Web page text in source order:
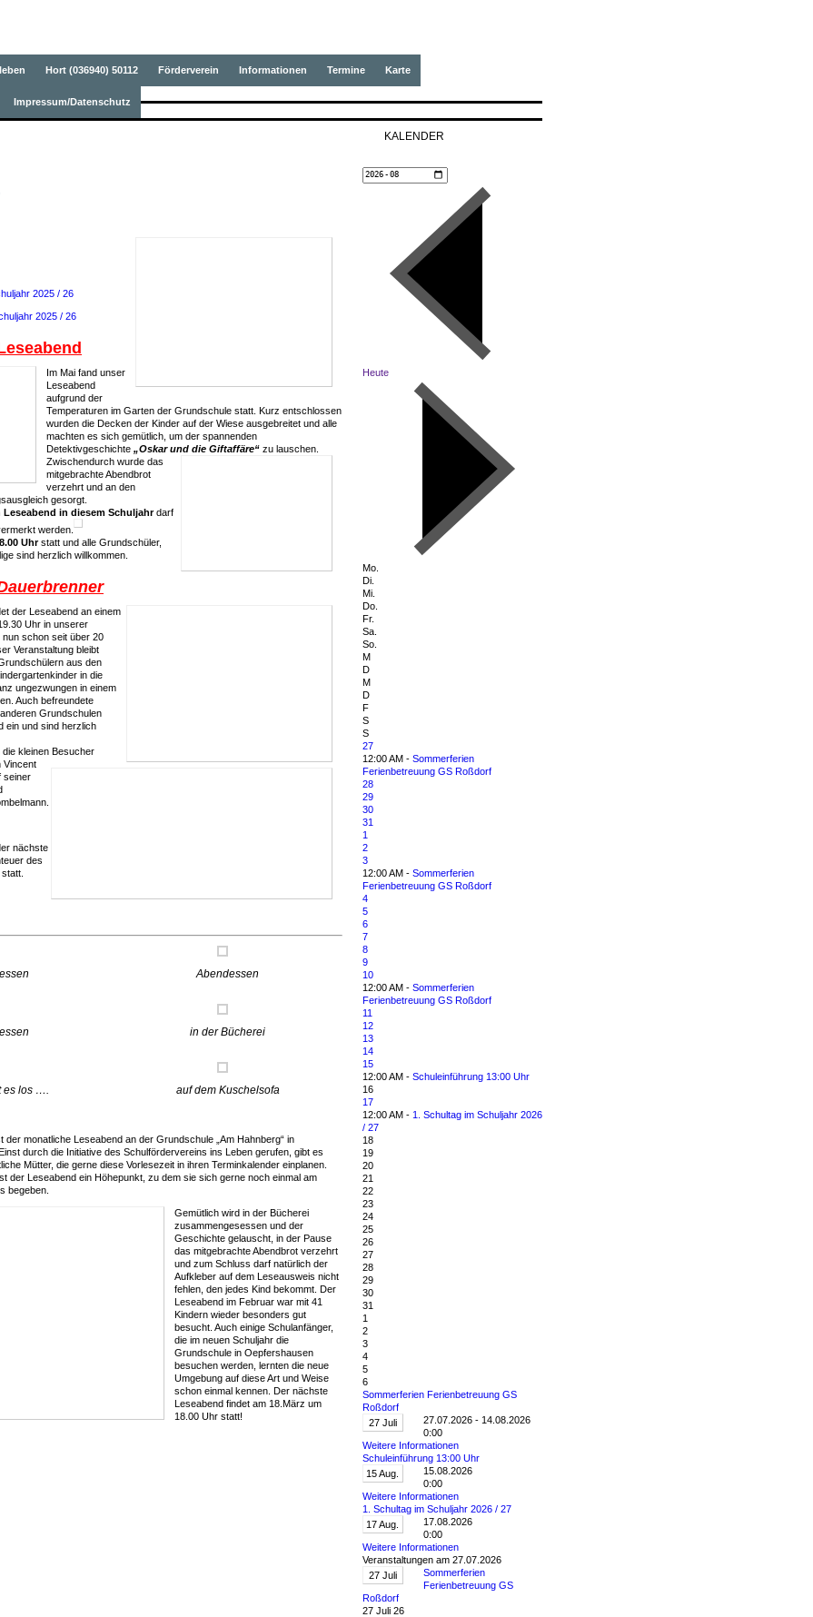
Oepfershausen
Hort (036940) 50112 Förderverein Informationen Termine Karte
Impressum/Datenschutz
2025 / 26
2025 / 26
Im Mai fand unser
Leseabend
aufgrund der
Temperaturen im Garten der Grundschule statt. Kurz entschlossen
wurden die Decken der Kinder auf der Wiese ausgebreitet und alle
machten es sich gemütlich, um der spannenden
Detektivgeschichte „Oskar und die Giftaffäre“ zu lauschen.
Zwischendurch wurde das
mitgebrachte Abendbrot
verzehrt und an den
gesorgt.
Leseabend in diesem Schuljahrdarf
werden.
Uhrstatt und alle Grundschüler,
sind herzlich willkommen.
der Leseabend an einem
Uhr in unserer
schon seit über 20
Veranstaltung bleibt
aus den
in die
ungezwungen in einem
Auch befreundete
Grundschulen
ein und sind herzlich
kleinen Besucher
Vincent
seiner
nächste
des
Abendessen
in der Bücherei
es los …. auf dem Kuschelsofa
der monatliche Leseabend an der Grundschule „Am Hahnberg“ in
durch die Initiative des Schulfördervereins ins Leben gerufen, gibt es
Mütter, die gerne diese Vorlesezeit in ihren Terminkalender einplanen.
der Leseabend ein Höhepunkt, zu dem sie sich gerne noch einmal am
begeben.
Gemütlich wird in der Bücherei
zusammengesessen und der
Geschichte gelauscht, in der Pause
das mitgebrachte Abendbrot verzehrt
und zum Schluss darf natürlich der
Aufkleber auf dem Leseausweis nicht
fehlen, den jedes Kind bekommt. Der
Leseabend im Februar war mit 41
Kindern wieder besonders gut
besucht. Auch einige Schulanfänger,
die im neuen Schuljahr die
Grundschule in Oepfershausen
besuchen werden, lernten die neue
Umgebung auf diese Art und Weise
schon einmal kennen. Der nächste
Leseabend findet am 18.März um
18.00 Uhr statt!
KALENDER
Heute
Mo.
Di.
Mi.
Do.
Fr.
Sa.
So.
M
D
M
D
F
S
S
27
12:00 AM - Sommerferien
Ferienbetreuung GS Roßdorf
28
29
30
31
1
2
3
12:00 AM - Sommerferien
Ferienbetreuung GS Roßdorf
4
5
6
7
8
9
10
12:00 AM - Sommerferien
Ferienbetreuung GS Roßdorf
11
12
13
14
15
12:00 AM - Schuleinführung 13:00 Uhr
16
17
12:00 AM - 1. Schultag im Schuljahr 2026
/ 27
18
19
20
21
22
23
24
25
26
27
28
29
30
31
1
2
3
4
5
6
Sommerferien Ferienbetreuung GS
Roßdorf
27 Juli
27.07.2026 - 14.08.2026
0:00
Weitere Informationen
Schuleinführung 13:00 Uhr
15Aug.
15.08.2026
0:00
Weitere Informationen
1. Schultag im Schuljahr 2026 / 27
17Aug.
17.08.2026
0:00
Weitere Informationen
Veranstaltungen am 27.07.2026
27 Juli
Sommerferien
Ferienbetreuung GS
Roßdorf
27 Juli 26